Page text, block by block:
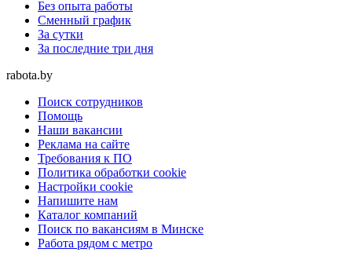
Без опыта работы
Сменный график
За сутки
За последние три дня
rabota.by
Поиск сотрудников
Помощь
Наши вакансии
Реклама на сайте
Требования к ПО
Политика обработки cookie
Настройки cookie
Напишите нам
Каталог компаний
Поиск по вакансиям в Минске
Работа рядом с метро